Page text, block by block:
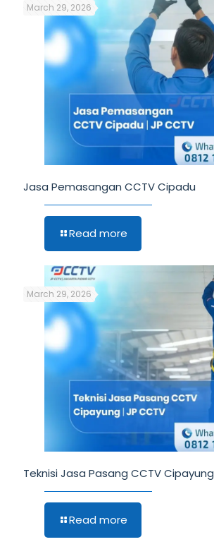
March 29, 2026
Jasa Pemasangan CCTV Cipadu
Read more
March 29, 2026
Teknisi Jasa Pasang CCTV Cipayung
Read more